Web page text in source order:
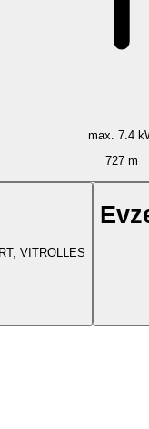
max. 7.4
727 m
VITROLLES